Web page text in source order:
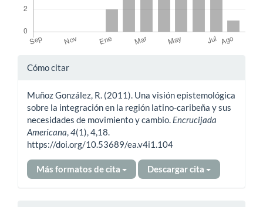
Detalles
artículo
Cómo citar
Muñoz González, R. (2011). Una visión epistemológica
sobre la integración en la región latino-caribeña y sus
necesidades de movimiento y cambio. Encrucijada
Americana,4(1), 4,18.
https://doi.org/10.53689/ea.v4i1.104
Más formatos de cita Descargar cita